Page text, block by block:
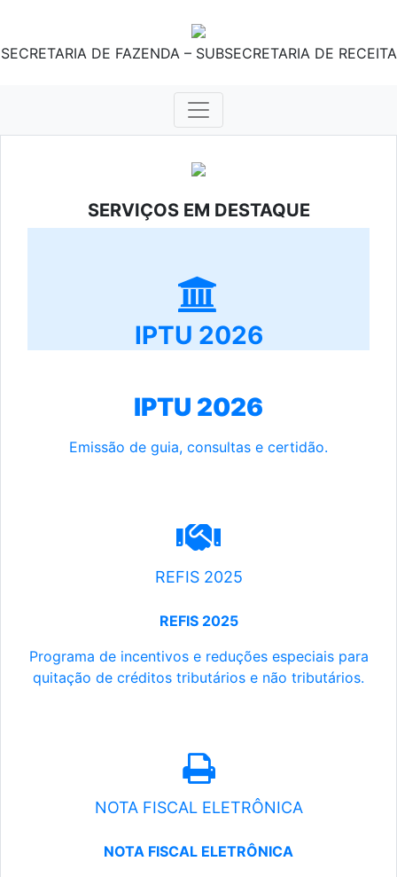
SECRETARIA DE FAZENDA – SUBSECRETARIA DE RECEITA
SERVIÇOS EM DESTAQUE
IPTU 2026
IPTU 2026
Emissão de guia, consultas e certidão.
REFIS 2025
REFIS 2025
Programa de incentivos e reduções especiais para
quitação de créditos tributários e não tributários.
NOTA FISCAL ELETRÔNICA
NOTA FISCAL ELETRÔNICA